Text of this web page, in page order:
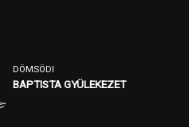
DÖMSÖDI
BAPTISTA GYÜLEKEZET